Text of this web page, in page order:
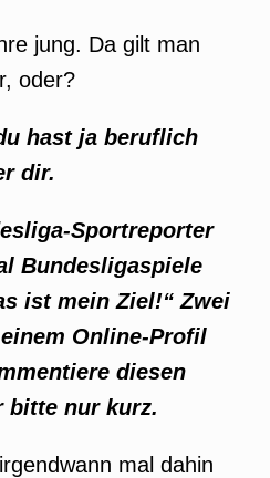
jung. Da gilt man
oder?
hast ja beruflich
dir.
Sportreporter
Bundesligaspiele
ist mein Ziel!“ Zwei
Online-Profil
diesen
bitte nur kurz.
mal dahin